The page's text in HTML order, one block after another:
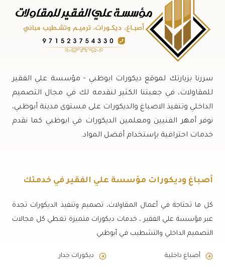
سررنا بزيارتك لموقع ديكورات ابوظبي - مؤسسة علي الفقير
للمقاولات، في جعبتنا الكثير لنقدمه لك في مجال التصميم
الداخلي وتنفيذ الاصباغ والديكورات على مستوى مدينة أبوظبي،
نوفر أمهر الفنيين ومعلمين الديكورات في ابوظبي كما نقدم
خدمات احترافية بإستخدام أفضل المواد.
أصباغ وديكورات مؤسسة علي الفقير في خدمتك
كل ما تحتاجة في أعمال المقاولات، تصميم وتنفيذ الديكورات تجدة
عبر مؤسسة علي الفقير ، خدمات ديكورات متميزة تغطي كل مجالات
التصميم الداخلي والتشطيب في أبوظبي
أصباغ داخلية ديكورات جدار